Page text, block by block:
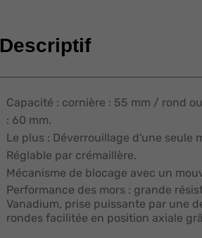
Descriptif
Capacité : cornière : 55 mm / rond
: 60 mm.
Le plus : Déverrouillage d'une seule
Réglable par crémaillère.
Mécanisme de blocage avec un
Performance des mors : grande
Vanadium, prise puissante par une
rondes facilitée en position axiale